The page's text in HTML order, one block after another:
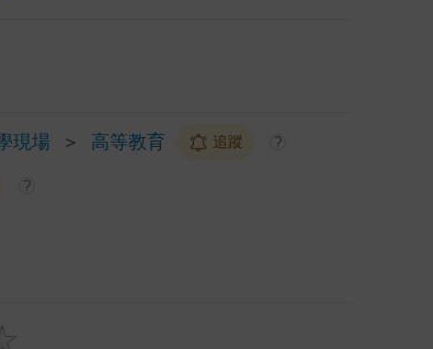
現場 ＞ 高等教育 追蹤 ?
?